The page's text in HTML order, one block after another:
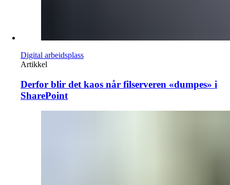
Digital arbeidsplass
Artikkel
Derfor blir det kaos når filserveren «dumpes» i
SharePoint